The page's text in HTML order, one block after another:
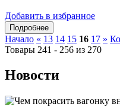
Добавить в избранное
Начало « 13 14 15 16 17 »
Товары 241 - 256 из 270
Новости